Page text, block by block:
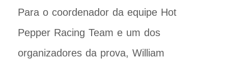
Para o coordenador da equipe Hot
Pepper Racing Team e um dos
organizadores da prova, William